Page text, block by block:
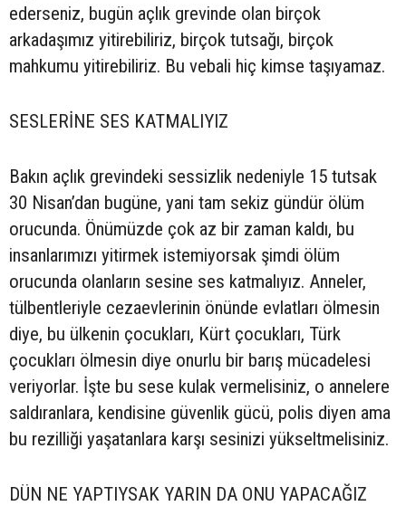
ederseniz, bugün açlık grevinde olan birçok
arkadaşımız yitirebiliriz, birçok tutsağı, birçok
mahkumu yitirebiliriz. Bu vebali hiç kimse taşıyamaz.
SESLERİNE SES KATMALIYIZ
Bakın açlık grevindeki sessizlik nedeniyle 15 tutsak
30 Nisan’dan bugüne, yani tam sekiz gündür ölüm
orucunda. Önümüzde çok az bir zaman kaldı, bu
insanlarımızı yitirmek istemiyorsak şimdi ölüm
orucunda olanların sesine ses katmalıyız. Anneler,
tülbentleriyle cezaevlerinin önünde evlatları ölmesin
diye, bu ülkenin çocukları, Kürt çocukları, Türk
çocukları ölmesin diye onurlu bir barış mücadelesi
veriyorlar. İşte bu sese kulak vermelisiniz, o annelere
saldıranlara, kendisine güvenlik gücü, polis diyen ama
bu rezilliği yaşatanlara karşı sesinizi yükseltmelisiniz.
DÜN NE YAPTIYSAK YARIN DA ONU YAPACAĞIZ